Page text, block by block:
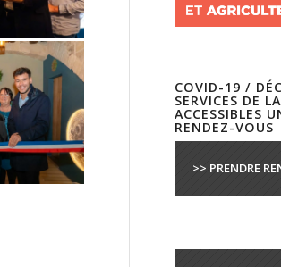
COVID-19 /
SERVICES DE
ACCESSIBLES
RENDEZ-VOUS
>> PRENDRE